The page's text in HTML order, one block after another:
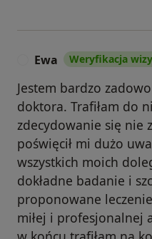
Ewa Weryfikacja
Jestem bardzo
doktora. Trafiłam do
zdecydowanie się nie
poświęcił mi dużo
wszystkich moich
dokładne badanie i
proponowane
miłej i profesjonalnej